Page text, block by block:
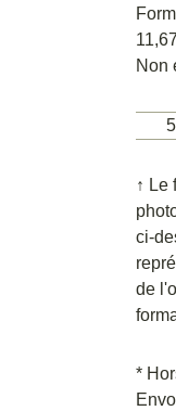
Non
↑ Le
ci-
de
*